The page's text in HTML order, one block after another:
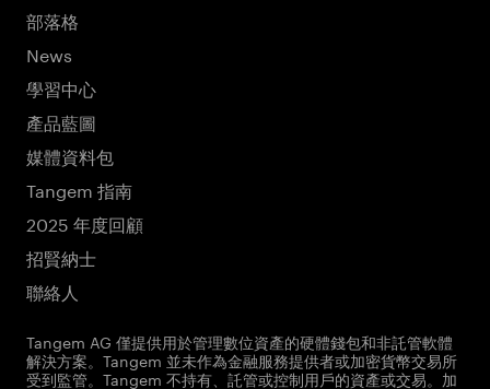
部落格
News
學習中心
產品藍圖
媒體資料包
Tangem 指南
2025 年度回顧
招賢納士
聯絡人
Tangem AG 僅提供用於管理數位資產的硬體錢包和非託管軟體
解決方案。Tangem 並未作為金融服務提供者或加密貨幣交易所
受到監管。Tangem 不持有、託管或控制用戶的資產或交易。加